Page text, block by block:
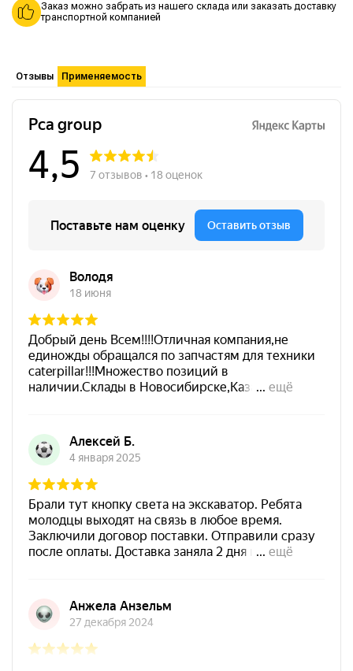
Заказ можно забрать из нашего склада или заказать доставку
транспортной компанией
Отзывы Применяемость